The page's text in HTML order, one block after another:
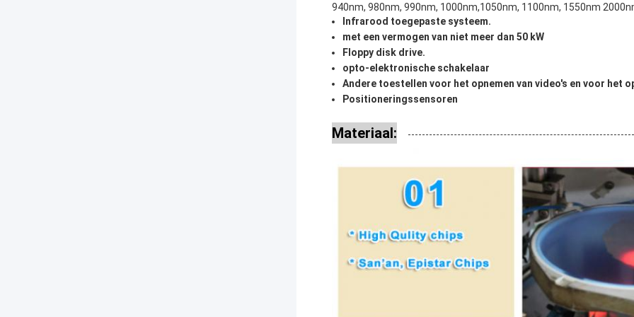
940nm, 980nm, 990nm, 1000nm,1050nm, 1100nm, 1550nm
Infrarood toegepaste systeem.
met een vermogen van niet meer dan 50 kW
Floppy disk drive.
opto-elektronische schakelaar
Andere toestellen voor het opnemen van video's en voor het
Positioneringssensoren
Materiaal: